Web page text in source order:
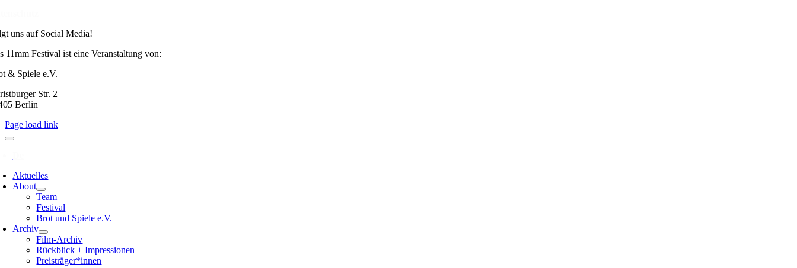
uns auf Social Media!
11mm Festival ist eine Veranstaltung von:
& Spiele e.V.
Str. 2
Berlin
Page load link
Aktuelles
About
Team
Festival
Brot und Spiele e.V.
Archiv
Film-Archiv
Rückblick + Impressionen
Preisträger*innen